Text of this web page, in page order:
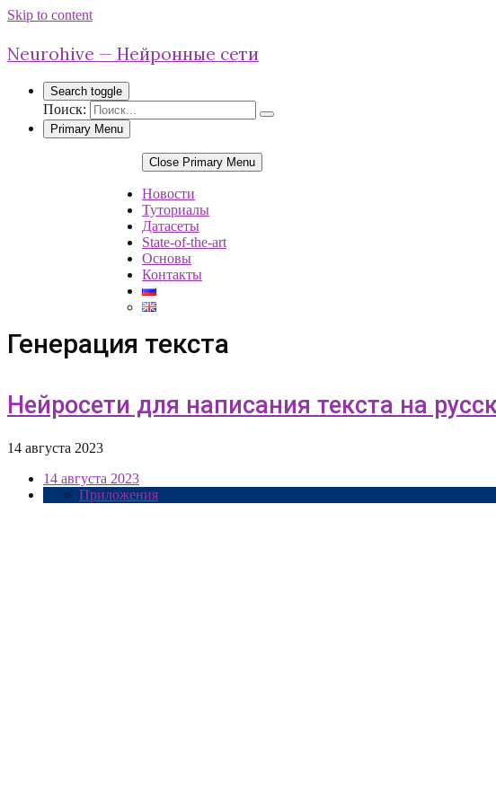
Skip to content
Neurohive — Нейронные сети
Search toggle
Поиск:
Primary Menu
Close Primary Menu
Новости
Туториалы
Датасеты
State-of-the-art
Основы
Контакты
Генерация текста
Нейросети для написания текста на
14 августа 2023
14 августа 2023
Приложения